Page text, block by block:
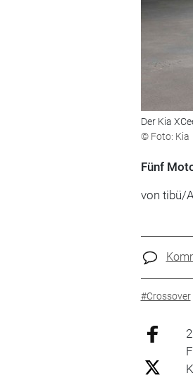
Der Kia
© Foto: Kia
Fünf
von tibü/
#Crossover